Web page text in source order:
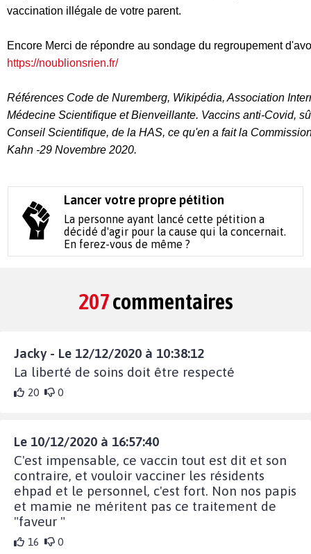
vaccination illégale de votre parent.
Encore Merci de répondre au sondage du regroupement
https://noublionsrien.fr/
Références Code de Nuremberg, Wikipédia, Association
Médecine Scientifique et Bienveillante. Vaccins anti-Covid,
Conseil Scientifique, de la HAS, ce qu'en a fait la
Kahn -29 Novembre 2020.
Lancer votre propre pétition
La personne ayant lancé cette pétition a
décidé d'agir pour la cause qui la concernait.
En ferez-vous de même ?
207commentaires
Jacky - Le 12/12/2020 à 10:38:12
La liberté de soins doit être respecté
20 0
Le 10/12/2020 à 16:57:40
C'est impensable, ce vaccin tout est dit et son
contraire, et vouloir vacciner les résidents
ehpad et le personnel, c'est fort. Non nos papis
et mamie ne méritent pas ce traitement de
"faveur "
16 0